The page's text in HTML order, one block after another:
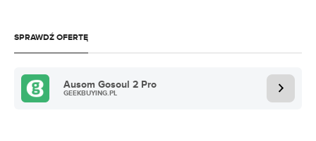
SPRAWDŹ OFERTĘ
Ausom Gosoul 2 Pro
GEEKBUYING.PL